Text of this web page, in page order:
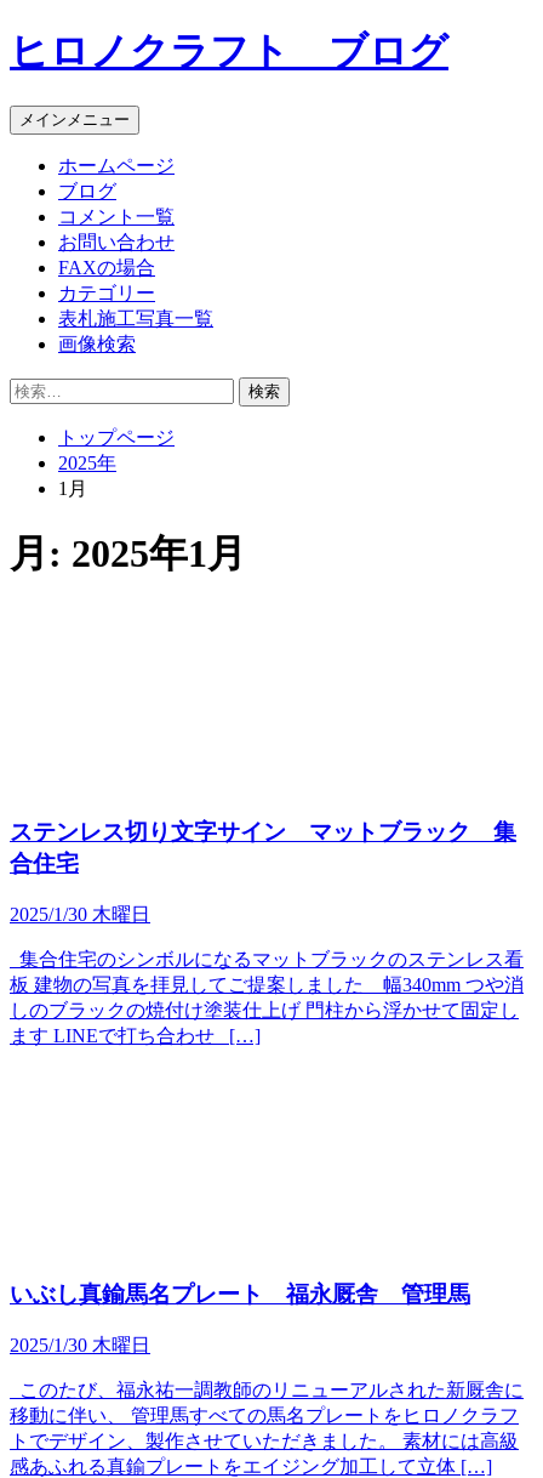
コ
ン
ン
ツ
ヒロノクラフト ブログ
メインメニュー
ホームページ
ブログ
コメント一覧
お問い合わせ
FAXの場合
カテゴリー
表札施工写真一覧
画像検索
検
トップページ
2025年
1月
月: 2025年1月
ステンレス切り文字サイン マットブラック 集
合住宅
2025/1/30 木曜日
集合住宅のシンボルになるマットブラックのステンレス看
板 建物の写真を拝見してご提案しました 幅340mm つや消
しのブラックの焼付け塗装仕上げ 門柱から浮かせて固定し
ます LINEで打ち合わせ […]
いぶし真鍮馬名プレート 福永厩舎 管理馬
2025/1/30 木曜日
このたび、福永祐一調教師のリニューアルされた新厩舎に
移動に伴い、 管理馬すべての馬名プレートをヒロノクラフ
トでデザイン、製作させていただきました。 素材には高級
感あふれる真鍮プレートをエイジング加工して立体 […]